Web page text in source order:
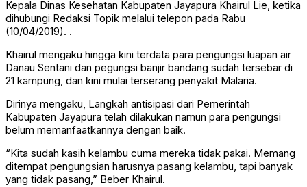
Kepala Dinas Kesehatan Kabupaten Jayapura Khairul Lie, ketika
dihubungi Redaksi Topik melalui telepon pada Rabu
(10/04/2019). .
Khairul mengaku hingga kini terdata para pengungsi luapan air
Danau Sentani dan pegungsi banjir bandang sudah tersebar di
21 kampung, dan kini mulai terserang penyakit Malaria.
Dirinya mengaku, Langkah antisipasi dari Pemerintah
Kabupaten Jayapura telah dilakukan namun para pengungsi
belum memanfaatkannya dengan baik.
“Kita sudah kasih kelambu cuma mereka tidak pakai. Memang
ditempat pengungsian harusnya pasang kelambu, tapi banyak
yang tidak pasang,” Beber Khairul.